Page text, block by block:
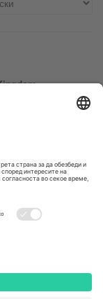
London, Greater
52a, 6390
Office 302, Dubai,
Emirates